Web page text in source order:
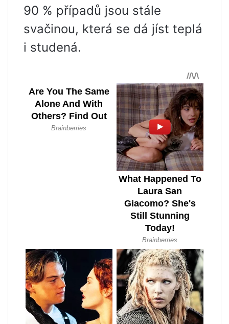
90 % případů jsou stále
svačinou, která se dá jíst teplá
i studená.